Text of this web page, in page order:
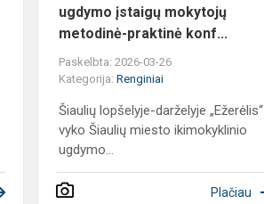
ugdymo įstaigų mokytojų
metodinė-praktinė konf...
Paskelbta: 2026-03-26
Kategorija:Renginiai
Šiaulių lopšelyje-darželyje „Ežerėlis“
vyko Šiaulių miesto ikimokyklinio
ugdymo...
Plačiau